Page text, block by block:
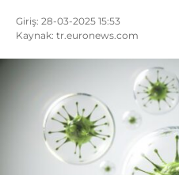
Giriş: 28-03-2025 15:53
Kaynak: tr.euronews.com